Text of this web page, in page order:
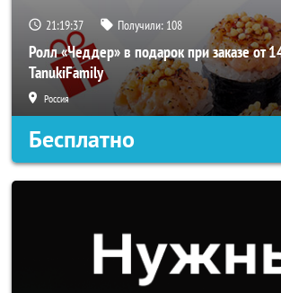
21:19:36 Получили: 108
Ролл «Чеддер» в подарок при заказе от
TanukiFamily
Россия
Бесплатно